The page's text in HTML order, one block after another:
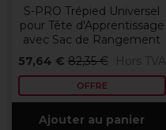
S-PRO Trépied Universel
pour Tête d'Apprentissage
avec Sac de Rangement
57,64 € 82,35 € Hors TVA
OFFRE
Ajouter au panier